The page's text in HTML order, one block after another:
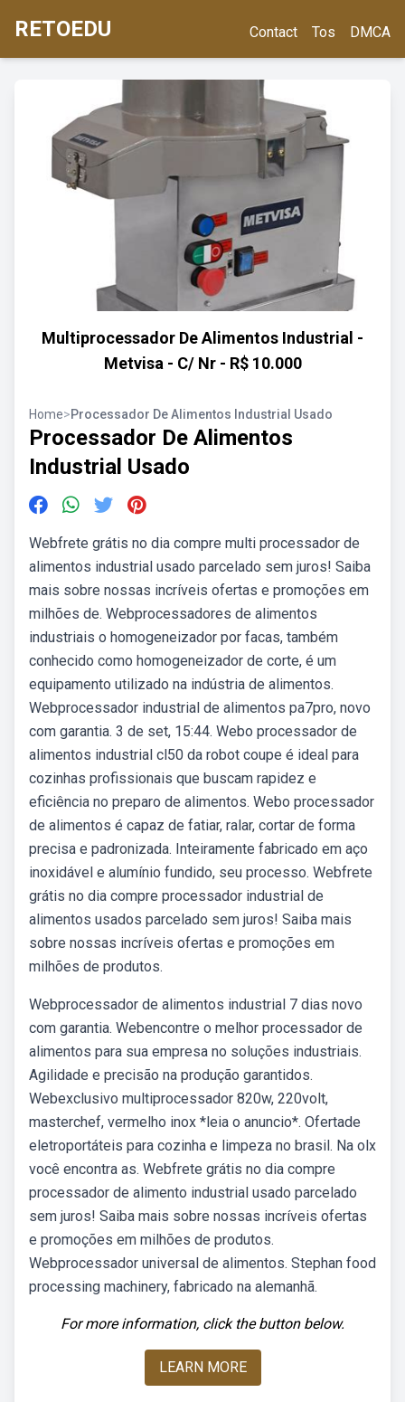
RETOEDU Contact Tos DMCA
Multiprocessador De Alimentos Industrial -
Metvisa - C/ Nr - R$ 10.000
Home>Processador De Alimentos Industrial Usado
Processador De Alimentos
Industrial Usado
Webfrete grátis no dia compre multi processador de
alimentos industrial usado parcelado sem juros! Saiba
mais sobre nossas incríveis ofertas e promoções em
milhões de. Webprocessadores de alimentos
industriais o homogeneizador por facas, também
conhecido como homogeneizador de corte, é um
equipamento utilizado na indústria de alimentos.
Webprocessador industrial de alimentos pa7pro, novo
com garantia. 3 de set, 15:44. Webo processador de
alimentos industrial cl50 da robot coupe é ideal para
cozinhas profissionais que buscam rapidez e
eficiência no preparo de alimentos. Webo processador
de alimentos é capaz de fatiar, ralar, cortar de forma
precisa e padronizada. Inteiramente fabricado em aço
inoxidável e alumínio fundido, seu processo. Webfrete
grátis no dia compre processador industrial de
alimentos usados parcelado sem juros! Saiba mais
sobre nossas incríveis ofertas e promoções em
milhões de produtos.
Webprocessador de alimentos industrial 7 dias novo
com garantia. Webencontre o melhor processador de
alimentos para sua empresa no soluções industriais.
Agilidade e precisão na produção garantidos.
Webexclusivo multiprocessador 820w, 220volt,
masterchef, vermelho inox *leia o anuncio*. Ofertade
eletroportáteis para cozinha e limpeza no brasil. Na olx
você encontra as. Webfrete grátis no dia compre
processador de alimento industrial usado parcelado
sem juros! Saiba mais sobre nossas incríveis ofertas
e promoções em milhões de produtos.
Webprocessador universal de alimentos. Stephan food
processing machinery, fabricado na alemanhã.
For more information, click the button below.
LEARN MORE